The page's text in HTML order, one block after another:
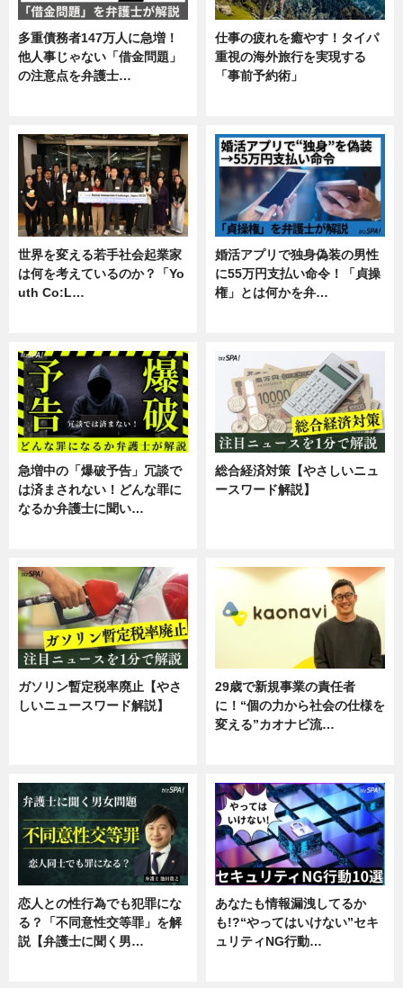
多重債務者147万人に急増！
他人事じゃない「借金問題」
の注意点を弁護士…
仕事の疲れを癒やす！タイパ
重視の海外旅行を実現する
「事前予約術」
世界を変える若手社会起業家
は何を考えているのか？「Yo
uth Co:L…
婚活アプリで独身偽装の男性
に55万円支払い命令！「貞操
権」とは何かを弁…
急増中の「爆破予告」冗談で
は済まされない！どんな罪に
なるか弁護士に聞い…
総合経済対策【やさしいニュ
ースワード解説】
ガソリン暫定税率廃止【やさ
しいニュースワード解説】
29歳で新規事業の責任者
に！“個の力から社会の仕様を
変える”カオナビ流…
恋人との性行為でも犯罪にな
る？「不同意性交等罪」を解
説【弁護士に聞く男…
あなたも情報漏洩してるか
も!?“やってはいけない”セキ
ュリティNG行動…